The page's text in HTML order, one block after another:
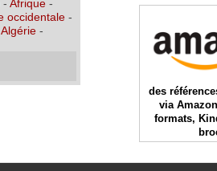
- Afrique-
occidentale -
Algérie -
des
via
formats,